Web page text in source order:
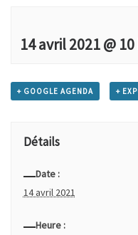
14 avril 2021 @
+ GOOGLE AGENDA +
Détails
Date :
14 avril 2021
Heure :